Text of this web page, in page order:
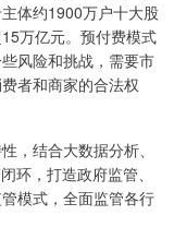
体约1900万户十大股
万亿元。预付费模式
风险和挑战，需要市
者和商家的合法权
结合大数据分析、
环，打造政府监管、
模式，全面监管各行